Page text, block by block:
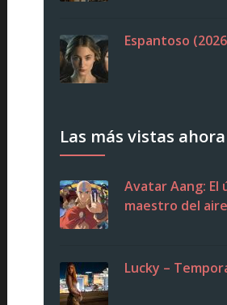
Espantoso
Las más vistas ahora
Avatar Aang: El
maestro del
Lucky –